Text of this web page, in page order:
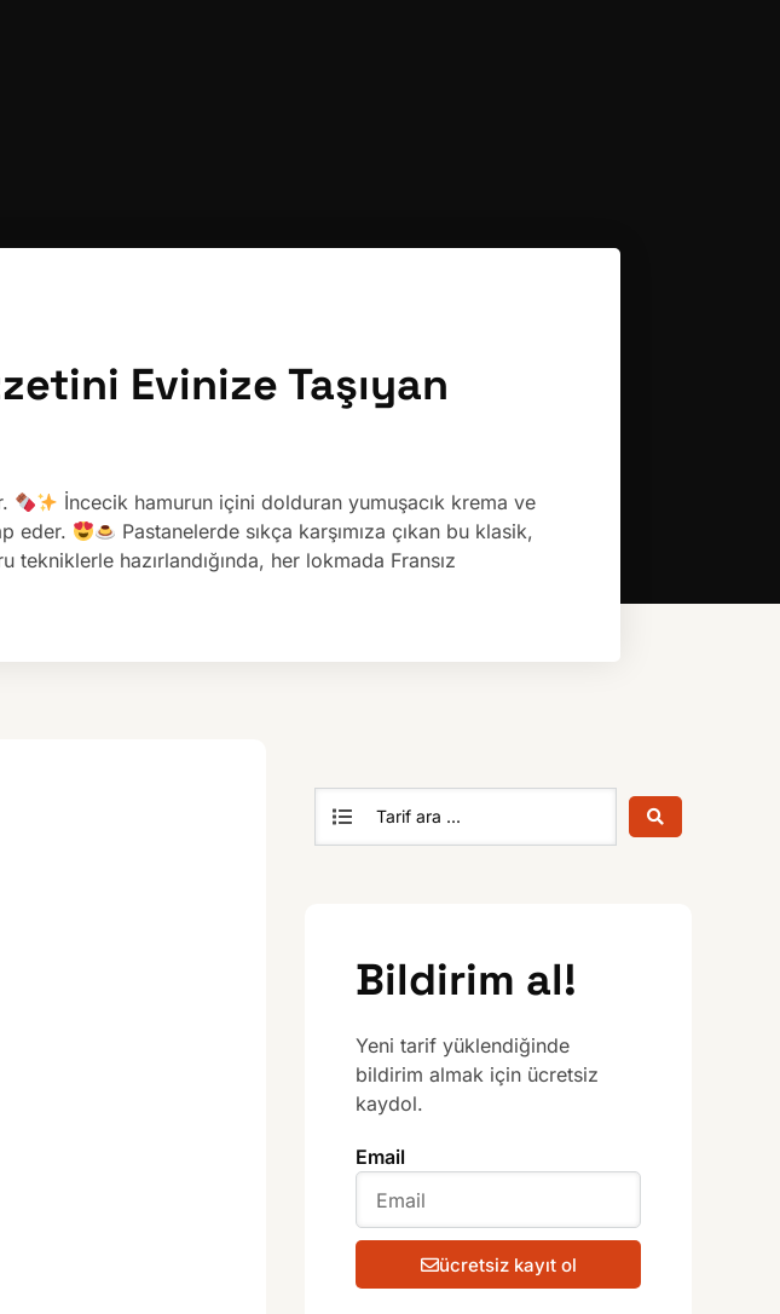
Evinize Taşıyan
İncecik hamurun içini dolduran yumuşacık krema ve
eder.
Pastanelerde sıkça karşımıza çıkan bu klasik,
tekniklerle hazırlandığında, her lokmada Fransız
Bildirim al!
Yeni tarif yüklendiğinde
bildirim almak için ücretsiz
kaydol.
Email
ücretsiz kayıt ol